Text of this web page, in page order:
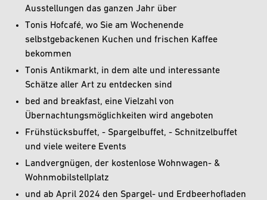
Ausstellungen das ganzen Jahr über
Tonis Hofcafé, wo Sie am Wochenende
selbstgebackenen Kuchen und frischen Kaffee
bekommen
Tonis Antikmarkt, in dem alte und interessante
Schätze aller Art zu entdecken sind
bed and breakfast, eine Vielzahl von
Übernachtungsmöglichkeiten wird angeboten
Frühstücksbuffet, - Spargelbuffet, - Schnitzelbuffet
und viele weitere Events
Landvergnügen, der kostenlose Wohnwagen- &
Wohnmobilstellplatz
und ab April 2024 den Spargel- und Erdbeerhofladen